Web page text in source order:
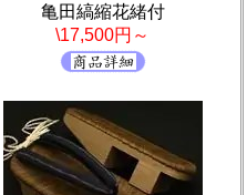
亀田縞縮花緒付
\17,500円～